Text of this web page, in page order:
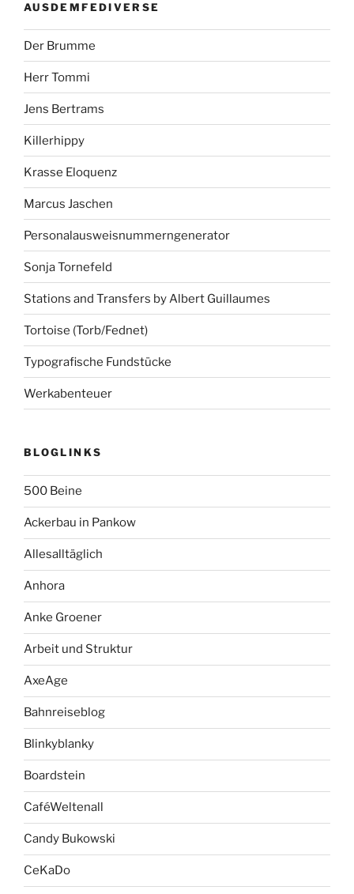
AUSDEMFEDIVERSE
Der Brumme
Herr Tommi
Jens Bertrams
Killerhippy
Krasse Eloquenz
Marcus Jaschen
Personalausweisnummerngenerator
Sonja Tornefeld
Stations and Transfers by Albert Guillaumes
Tortoise (Torb/Fednet)
Typografische Fundstücke
Werkabenteuer
BLOGLINKS
500 Beine
Ackerbau in Pankow
Allesalltäglich
Anhora
Anke Groener
Arbeit und Struktur
AxeAge
Bahnreiseblog
Blinkyblanky
Boardstein
CaféWeltenall
Candy Bukowski
CeKaDo